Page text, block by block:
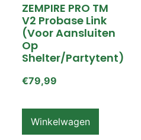
ZEMPIRE PRO TM
V2 Probase Link
(voor Aansluiten
Op
Shelter/partytent)
€79,99
Winkelwagen